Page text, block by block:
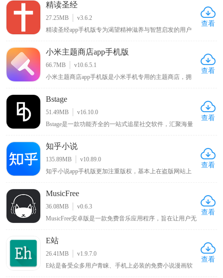
随心播放这些影视内容，让用户畅享沉浸式的大片观看体
验，满足不同用户多样化的影视观看需求。
精读圣经
27.25MB
v3.6.2
精读圣经app手机版专为渴望精神滋养与智慧启发的用户
读者能深刻领悟上帝教诲，挖掘圣经中的智慧与真理。全
新有声阅读功能，使上帝慈爱之言如在耳畔，给予用户沉
浸式聆听体验，让心灵于阅读和聆听中收获宁静与升华。
查看
小米主题商店app手机版
66.7MB
v10.6.5.1
小米主题商店app手机版是小米手机专用的主题商店，拥
同，同时该APP对安卓原生系统进行优化改良，可使手机
运行更流畅、操作更快捷，在KK下载站可下载体验这一
能为小米手机带来独特体验与性能优化的主题商店APP 。
查看
Bstage
51.49MB
v16.10.0
Bstage是一款功能齐全的一站式追星社交软件，汇聚海量
解，同时提供星粉互动、粉丝社交、音源试听、周边选
购、线下活动报名等全套追星服务。界面简洁清爽、分类
清晰，操作简单易上手，全方位满足用户日常追星、互动
交友、资源收藏的多样化需求。
查看
知乎小说
135.89MB
v10.89.0
知乎小说app手机版更加注重版权，基本上在盗版网站上
多优质的写手入驻，而且阅读界面简洁清爽，没有任何广
告打扰，让用户的阅读体验得到满足，对此感兴趣的小伙
伴可以来下载体验。
查看
MusicFree
36.08MB
v0.6.3
MusicFree安卓版是一款免费音乐应用程序，旨在让用户无
行、摇滚、古典、电子、民间等各种流派的音乐，同时拥
有简约美观的界面设计，简单易用的操作方式，用户只需
要在搜索栏中输入相关的歌曲名字、专辑名或艺术家名即
可轻松地找到他们想要听的歌曲。
查看
E站
26.41MB
v1.9.7.0
E站是备受众多用户青睐、手机上必装的免费小说漫画软
查看